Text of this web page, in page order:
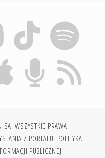
WSZYSTKIE PRAWA
Z PORTALU POLITYKA
PUBLICZNEJ